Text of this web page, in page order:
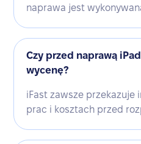
naprawa jest
Czy przed naprawą
wycenę?
iFast zawsze przekazuje
prac i kosztach przed